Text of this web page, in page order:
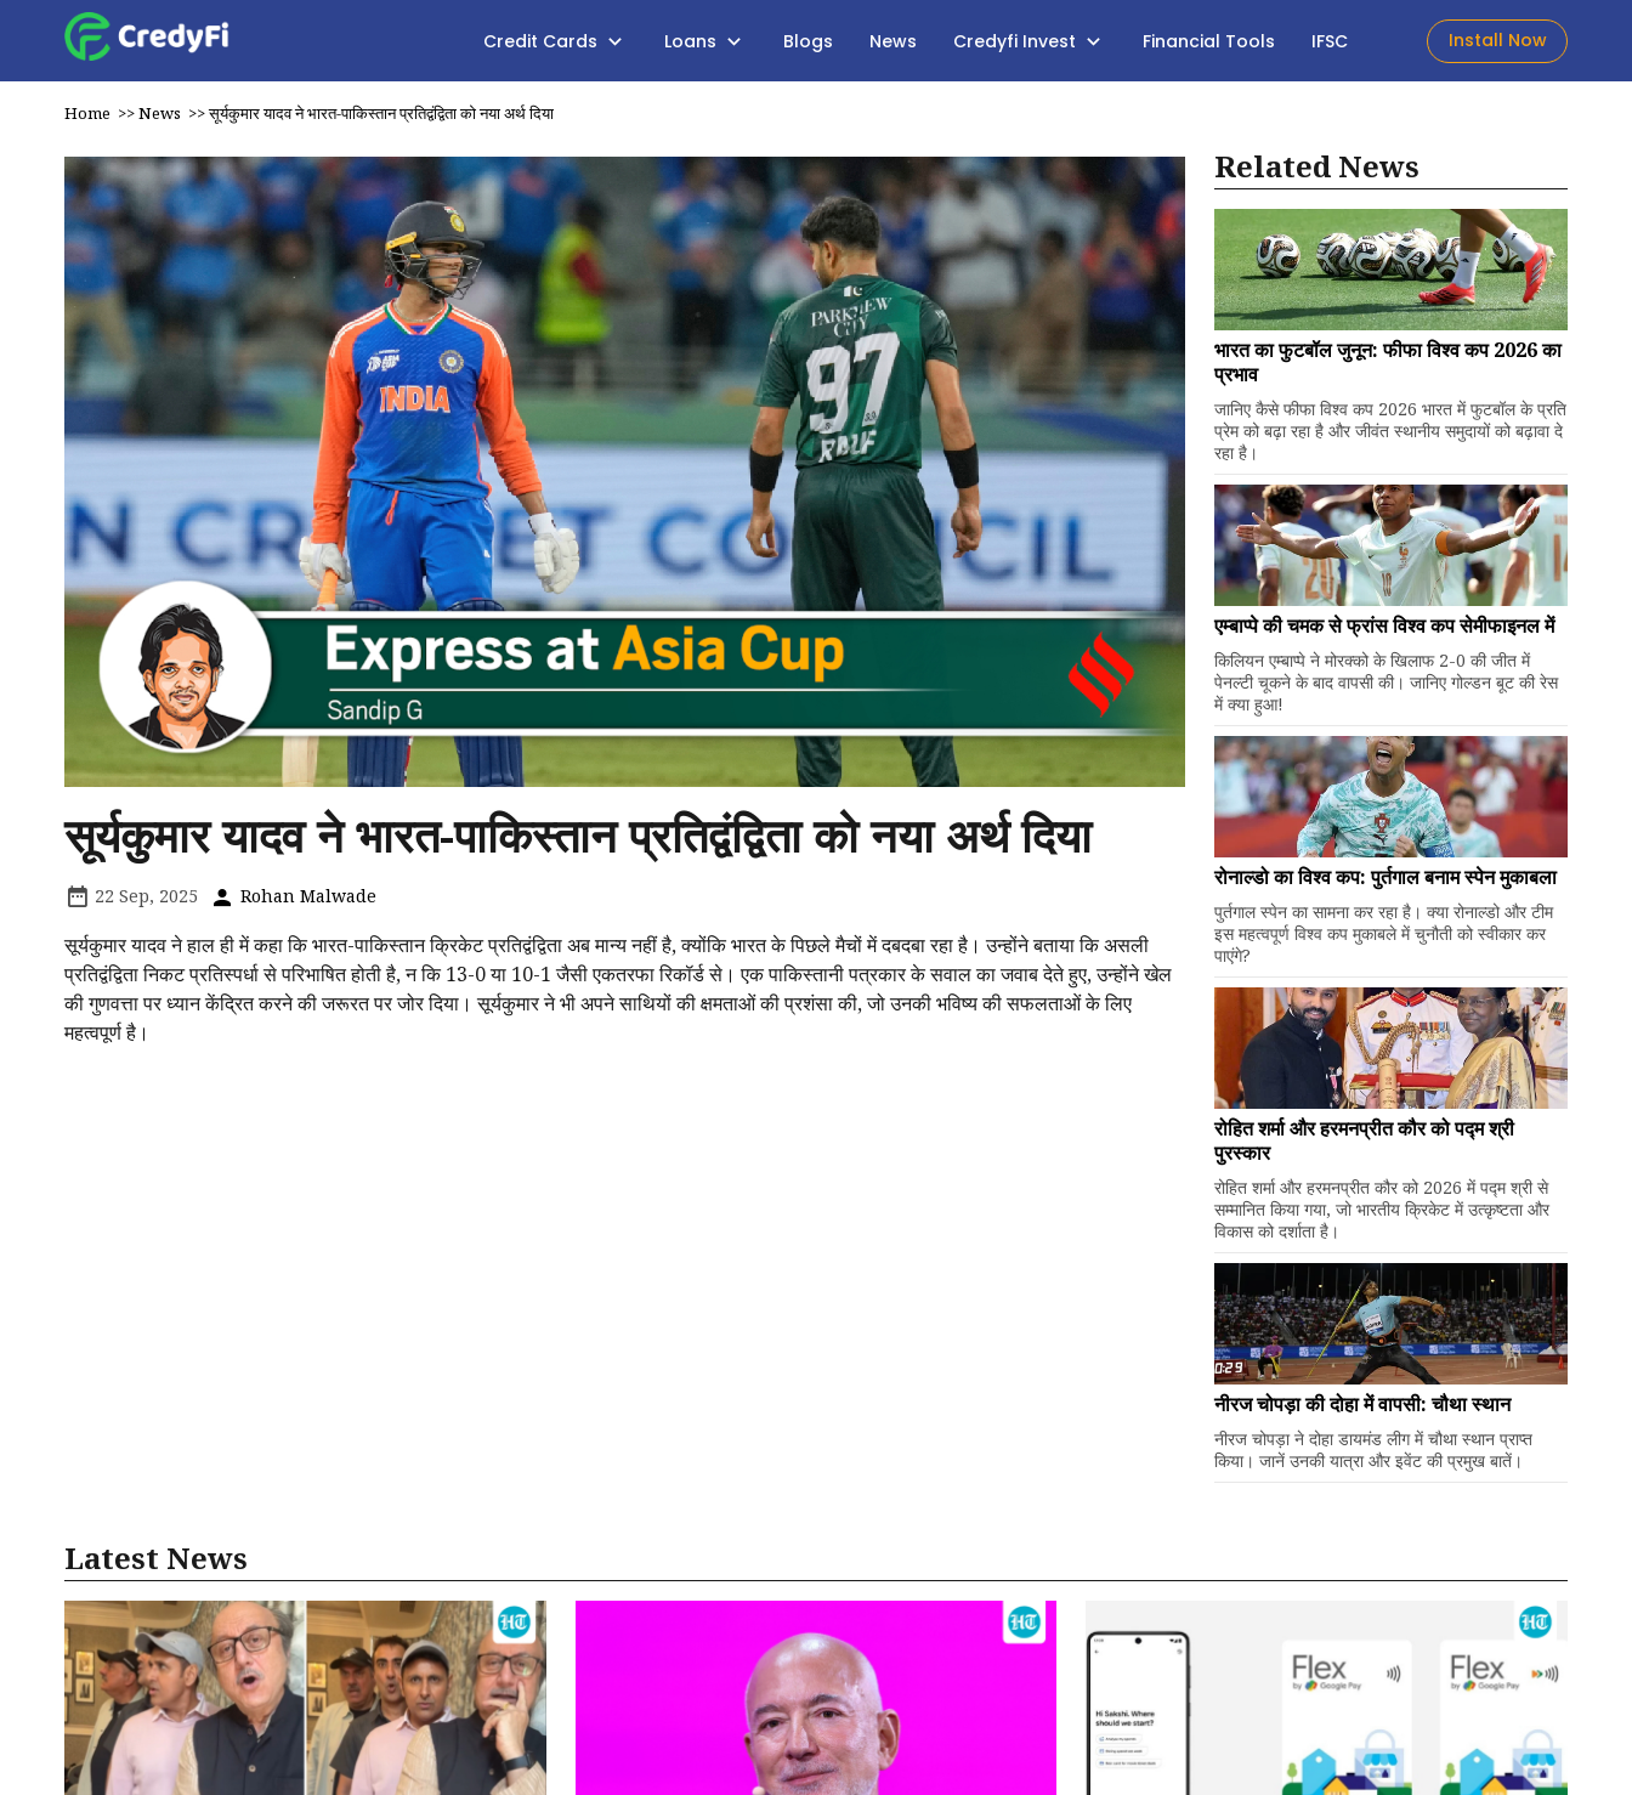
Credit Cards Loans Blogs News Credyfi Invest Financial Tools IFSC Install Now
Home >>News >>सूर्यकुमार यादव ने भारत-पाकिस्तान प्रतिद्वंद्विता को नया अर्थ दिया
सूर्यकुमार यादव ने भारत-पाकिस्तान प्रतिद्वंद्विता को नया अर्थ दिया
22 Sep, 2025 Rohan Malwade
सूर्यकुमार यादव ने हाल ही में कहा कि भारत-पाकिस्तान क्रिकेट प्रतिद्वंद्विता अब मान्य नहीं है, क्योंकि भारत के पिछले मैचों में दबदबा रहा है। उन्होंने बताया कि असली
प्रतिद्वंद्विता निकट प्रतिस्पर्धा से परिभाषित होती है, न कि 13-0 या 10-1 जैसी एकतरफा रिकॉर्ड से। एक पाकिस्तानी पत्रकार के सवाल का जवाब देते हुए, उन्होंने खेल
की गुणवत्ता पर ध्यान केंद्रित करने की जरूरत पर जोर दिया। सूर्यकुमार ने भी अपने साथियों की क्षमताओं की प्रशंसा की, जो उनकी भविष्य की सफलताओं के लिए
महत्वपूर्ण है।
Related News
भारत का फुटबॉल जुनून: फीफा विश्व कप 2026 का
प्रभाव
जानिए कैसे फीफा विश्व कप 2026 भारत में फुटबॉल के प्रति
प्रेम को बढ़ा रहा है और जीवंत स्थानीय समुदायों को बढ़ावा दे
रहा है।
एम्बाप्पे की चमक से फ्रांस विश्व कप सेमीफाइनल में
किलियन एम्बाप्पे ने मोरक्को के खिलाफ 2-0 की जीत में
पेनल्टी चूकने के बाद वापसी की। जानिए गोल्डन बूट की रेस
में क्या हुआ!
रोनाल्डो का विश्व कप: पुर्तगाल बनाम स्पेन मुकाबला
पुर्तगाल स्पेन का सामना कर रहा है। क्या रोनाल्डो और टीम
इस महत्वपूर्ण विश्व कप मुकाबले में चुनौती को स्वीकार कर
पाएंगे?
रोहित शर्मा और हरमनप्रीत कौर को पद्म श्री
पुरस्कार
रोहित शर्मा और हरमनप्रीत कौर को 2026 में पद्म श्री से
सम्मानित किया गया, जो भारतीय क्रिकेट में उत्कृष्टता और
विकास को दर्शाता है।
नीरज चोपड़ा की दोहा में वापसी: चौथा स्थान
नीरज चोपड़ा ने दोहा डायमंड लीग में चौथा स्थान प्राप्त
किया। जानें उनकी यात्रा और इवेंट की प्रमुख बातें।
Latest News